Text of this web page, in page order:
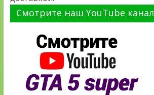
Смотрите наш YouTube канал